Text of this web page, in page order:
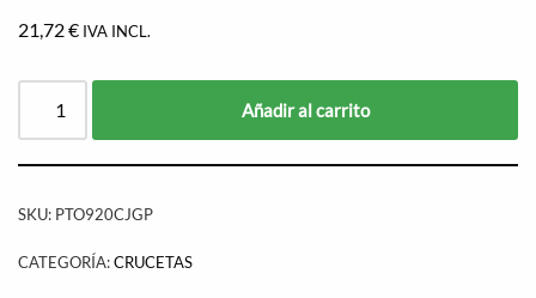
21,72€ IVA INCL.
Añadir al carrito
SKU: PTO920CJGP
CATEGORÍA:CRUCETAS